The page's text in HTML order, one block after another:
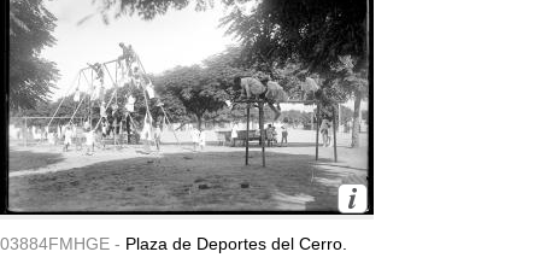
03884FMHGE - Plaza de Deportes del Cerro.